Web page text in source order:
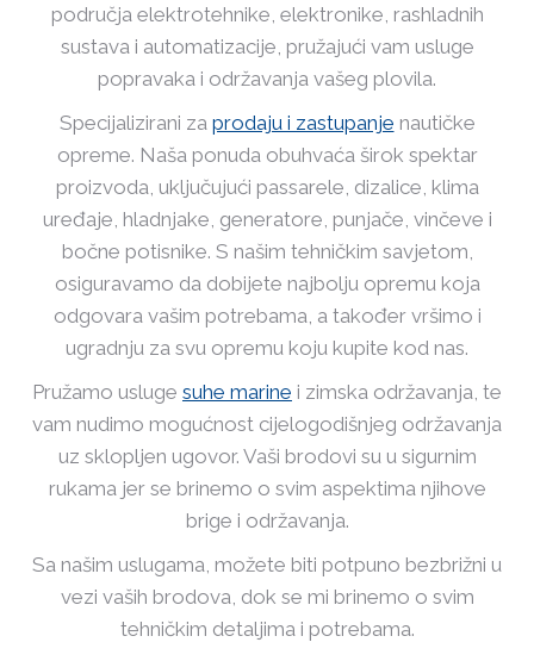
područja elektrotehnike, elektronike, rashladnih
sustava i automatizacije, pružajući vam usluge
popravaka i održavanja vašeg plovila.
Specijalizirani za prodaju i zastupanje nautičke
opreme. Naša ponuda obuhvaća širok spektar
proizvoda, uključujući passarele, dizalice, klima
uređaje, hladnjake, generatore, punjače, vinčeve i
bočne potisnike. S našim tehničkim savjetom,
osiguravamo da dobijete najbolju opremu koja
odgovara vašim potrebama, a također vršimo i
ugradnju za svu opremu koju kupite kod nas.
Pružamo usluge suhe marine i zimska održavanja, te
vam nudimo mogućnost cijelogodišnjeg održavanja
uz sklopljen ugovor. Vaši brodovi su u sigurnim
rukama jer se brinemo o svim aspektima njihove
brige i održavanja.
Sa našim uslugama, možete biti potpuno bezbrižni u
vezi vaših brodova, dok se mi brinemo o svim
tehničkim detaljima i potrebama.